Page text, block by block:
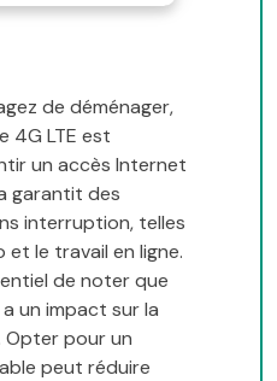
de déménager,
4G LTE est
un accès Internet
garantit des
interruption, telles
et le travail en ligne.
de noter que
un impact sur la
pour un
peut réduire